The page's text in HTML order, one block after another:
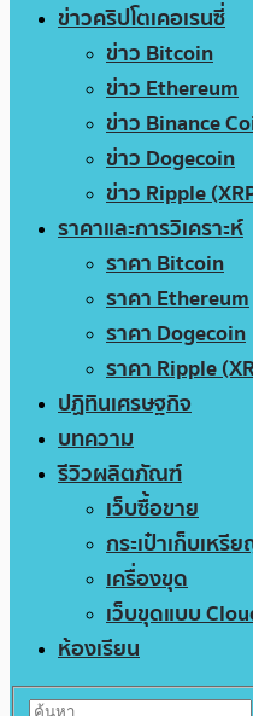
ข่าวคริปโตเคอเรนซี่
ข่าว Bitcoin
ข่าว Ethereum
ข่าว Binance
ข่าว Dogecoin
ข่าว Ripple
ราคาและการวิเคราะห์
ราคา Bitcoin
ราคา Ethereum
ราคา Dogecoin
ราคา Ripple
ปฏิทินเศรษฐกิจ
บทความ
รีวิวผลิตภัณฑ์
เว็บซื้อขาย
กระเป๋าเก็บเหรี
เครื่องขุด
เว็บขุดแบบ
ห้องเรียน